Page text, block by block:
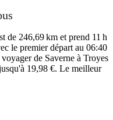
de 246,69 km et prend 11 h
le premier départ au 06:40
de Saverne à Troyes
19,98 €. Le meilleur